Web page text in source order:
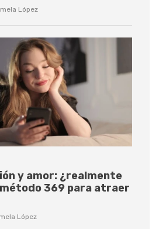
López
y amor: ¿realmente
369 para atraer
López